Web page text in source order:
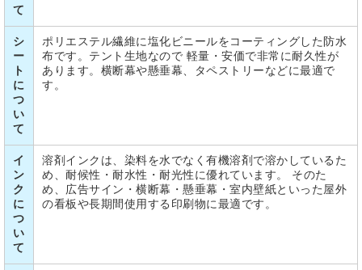
て
シ
ー
ト
に
つ
い
て
ポリエステル繊維に塩化ビニールをコーティングした防水
布です。テント生地なので 軽量・安価で非常に耐久性が
あります。横断幕や懸垂幕、タペストリーなどに最適で
す。
イ
ン
ク
に
つ
い
て
溶剤インクは、染料を水でなく有機溶剤で溶かしているた
め、耐候性・耐水性・耐光性に優れています。 そのた
め、広告サイン・横断幕・懸垂幕・室内壁紙といった屋外
の看板や長期間使用する印刷物に最適です。